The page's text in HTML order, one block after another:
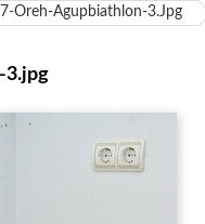
7-Oreh-Agupbiathlon-3.jpg
3.jpg